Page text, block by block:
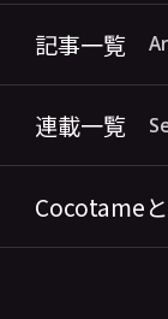
記事一覧
連載一覧
Cocotame